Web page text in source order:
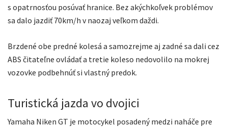
s opatrnosťou posúvať hranice. Bez akýchkoľvek problémov
sa dalo jazdiť 70km/h v naozaj veľkom daždi.
Brzdené obe predné kolesá a samozrejme aj zadné sa dali cez
ABS čitateľne ovládať a tretie koleso nedovolilo na mokrej
vozovke podbehnúť si vlastný predok.
Turistická jazda vo dvojici
Yamaha Niken GT je motocykel posadený medzi naháče pre